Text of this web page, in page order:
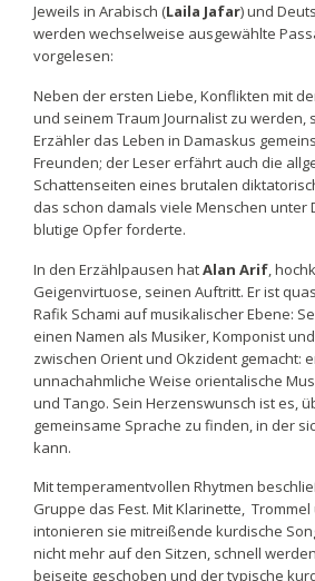
Jeweils in Arabisch (Laila Jafar) und
werden wechselweise ausgewählte
vorgelesen:
Neben der ersten Liebe, Konflikten mit
und seinem Traum Journalist zu werden,
Erzähler das Leben in Damaskus
Freunden; der Leser erfährt auch die
Schattenseiten eines brutalen
das schon damals viele Menschen unter
blutige Opfer forderte.
In den Erzählpausen hatAlan Arif,
Geigenvirtuose, seinen Auftritt. Er ist
Rafik Schami auf musikalischer Ebene:
einen Namen als Musiker, Komponist
zwischen Orient und Okzident gemacht:
unnachahmliche Weise orientalische
und Tango. Sein Herzenswunsch ist es,
gemeinsame Sprache zu finden, in der
kann.
Mit temperamentvollen Rhytmen
Gruppe das Fest. Mit Klarinette,
intonieren sie mitreißende kurdische
nicht mehr auf den Sitzen, schnell
beiseite geschoben und der typische